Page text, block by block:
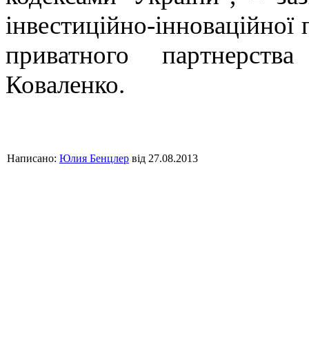
інвестиційно-
приватного
Коваленко.
Написано: Юлия Бенцлер від 27.08.2013